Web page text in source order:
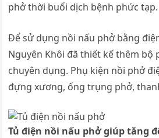
phở thời buổi dịch bệnh phức tạp.
Để sử dụng nồi nấu phở bằng
Nguyên Khôi đã thiết kế thêm bộ
chuyên dụng. Phụ kiện nồi phở
đựng xương, ống trụng phở,
Tủ điện nồi nấu phở giúp tăng